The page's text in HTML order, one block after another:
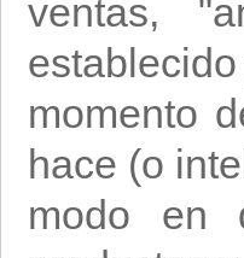
ventas,
momento
hace (o
modo en